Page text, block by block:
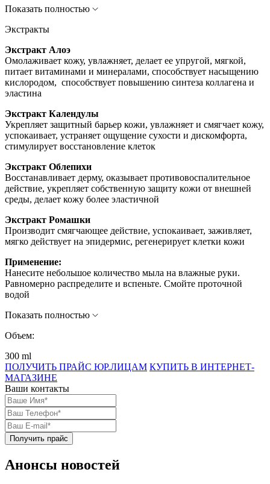
Показать полностью
Экстракты
Экстракт Алоэ
Омолаживает кожу, увлажняет, делает ее упругой, мягкой,
питает витаминами и минералами, способствует насыщению
кислородом, способствует повышению синтеза коллагена и
эластина
Экстракт Календулы
Укрепляет защитный барьер кожи, увлажняет и смягчает кожу,
успокаивает, устраняет ощущение сухости и дискомфорта,
стимулирует восстановление клеток
Экстракт Облепихи
Восстанавливает дерму, оказывает противовоспалительное
действие, укрепляет собственную защиту кожи от внешней
среды, делает кожу более эластичной
Экстракт Ромашки
Производит смягчающее действие, успокаивает, заживляет,
мягко действует на эпидермис, регенерирует клетки кожи
Применение:
Нанесите небольшое количество мыла на влажные руки.
Равномерно распределите и вспеньте. Смойте проточной
водой
Показать полностью
Объем:
300 ml
ПОЛУЧИТЬ ПРАЙС ЮР.ЛИЦАМ КУПИТЬ В ИНТЕРНЕТ-
МАГАЗИНЕ
Ваши контакты
Получить прайс
Анонсы новостей